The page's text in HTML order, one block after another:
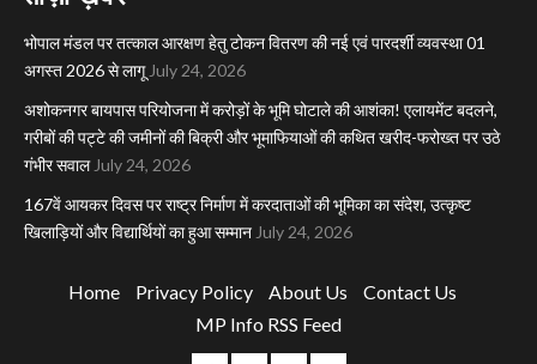
भोपाल मंडल पर तत्काल आरक्षण हेतु टोकन वितरण की नई एवं पारदर्शी व्यवस्था 01
अगस्त 2026 से लागू July 24, 2026
अशोकनगर बायपास परियोजना में करोड़ों के भूमि घोटाले की आशंका! एलायमेंट बदलने,
गरीबों की पट्टे की जमीनों की बिक्री और भूमाफियाओं की कथित खरीद-फरोख्त पर उठे
गंभीर सवाल July 24, 2026
167वें आयकर दिवस पर राष्ट्र निर्माण में करदाताओं की भूमिका का संदेश, उत्कृष्ट
खिलाड़ियों और विद्यार्थियों का हुआ सम्मान July 24, 2026
Home Privacy Policy About Us
Contact Us
MP Info RSS Feed